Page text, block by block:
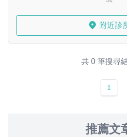
附近診
共 0 筆搜尋
1
推薦文